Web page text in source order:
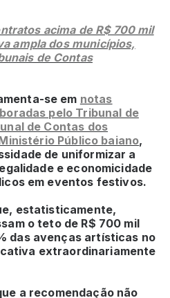
acima de R$ 700 mil
ampla dos municípios,
de Contas
se em notas
pelo Tribunal de
de Contas dos
Público baiano,
de uniformizar a
e economicidade
em eventos festivos.
estatisticamente,
o teto de R$ 700 mil
das avenças artísticas no
extraordinariamente
a recomendação não